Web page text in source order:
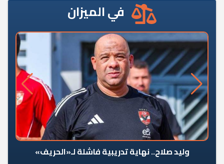
في الميزان
وليد صلاح.. نهاية تدريبية فاشلة لـ«الحريف»